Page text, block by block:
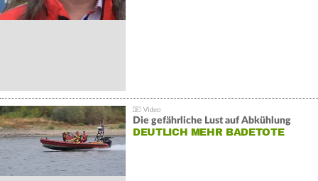
Die gefährliche Lust auf Abkühlung
DEUTLICH MEHR BADETOTE